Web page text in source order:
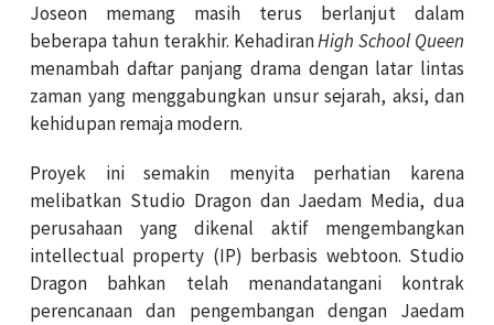
Joseon memang masih terus berlanjut dalam
beberapa tahun terakhir. KehadiranHigh School Queen
menambah daftar panjang drama dengan latar lintas
zaman yang menggabungkan unsur sejarah, aksi, dan
kehidupan remaja modern.
Proyek ini semakin menyita perhatian karena
melibatkan Studio Dragon dan Jaedam Media, dua
perusahaan yang dikenal aktif mengembangkan
intellectual property (IP) berbasis webtoon. Studio
Dragon bahkan telah menandatangani kontrak
perencanaan dan pengembangan dengan Jaedam